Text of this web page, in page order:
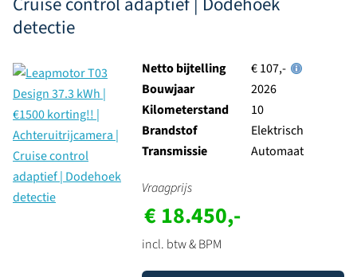
detectie
Netto bijtelling
€ 107,-
Bouwjaar
2026
Kilometerstand
10
Brandstof
Elektrisch
Transmissie
Automaat
Vraagprijs
€ 18.450,-
incl. btw & BPM